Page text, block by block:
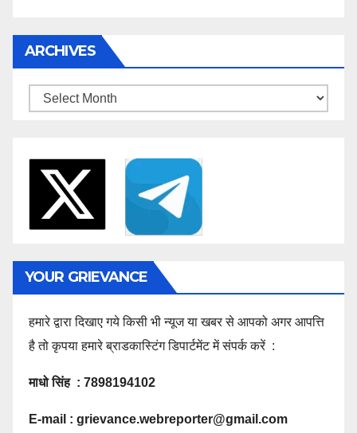
ARCHIVES
Archives
YOUR GRIEVANCE
हमारे द्वारा दिखाए गये किसी भी न्यूज या खबर से आपको अगर आपत्ति
है तो कृपया हमारे ब्राडकास्टिंग डिपार्टमेंट में संपर्क करें :
माधो सिंह : 7898194102
E-mail : grievance.webreporter@gmail.com